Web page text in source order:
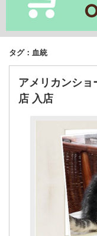
タグ：血統
アメリカンショ
店 入店